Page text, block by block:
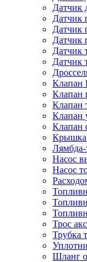
Датчик
Датчик
Датчик
Датчик
Датчик
Датчик
Клапан
Клапан
Клапан
Клапан
Клапан
Крышка
Лямбда-
Насос
Насос
Трос
Трубка
Шланг